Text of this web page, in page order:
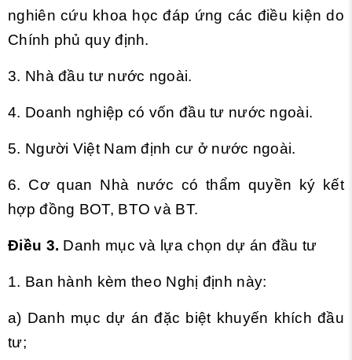
nghiên cứu khoa học đáp ứng các điều kiện do
Chính phủ quy định.
3. Nhà đầu tư nước ngoài.
4. Doanh nghiệp có vốn đầu tư nước ngoài.
5. Người Việt Nam định cư ở nước ngoài.
6. Cơ quan Nhà nước có thẩm quyền ký kết
hợp đồng BOT, BTO và BT.
Điều 3. Danh mục và lựa chọn dự án đầu tư
1. Ban hành kèm theo Nghị định này:
a) Danh mục dự án đặc biệt khuyến khích đầu
tư;